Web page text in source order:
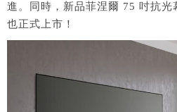
進。同時，新品菲涅爾 75 吋抗光
也正式上市！